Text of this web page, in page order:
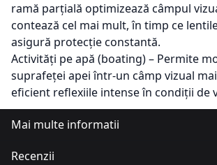
ramă parțială optimizează câmpul
contează cel mai mult, în timp ce
asigură protecție constantă.
Activități pe apă (boating) – Permite
suprafeței apei într-un câmp vizual
eficient reflexiile intense în condiții de
Mai multe informatii
Recenzii